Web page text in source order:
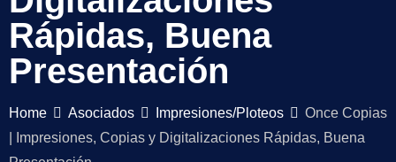
Rápidas, Buena
Presentación
Home Asociados Impresiones/Ploteos
Once Copias
| Impresiones, Copias y Digitalizaciones Rápidas, Buena